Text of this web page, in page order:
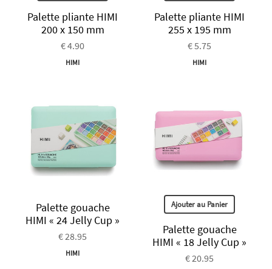
Palette pliante HIMI
200 x 150 mm
€ 4.90
HIMI
Palette pliante HIMI
255 x 195 mm
€ 5.75
HIMI
Palette gouache
HIMI « 24 Jelly Cup »
€ 28.95
HIMI
Ajouter au Panier
Palette gouache
HIMI « 18 Jelly Cup »
€ 20.95